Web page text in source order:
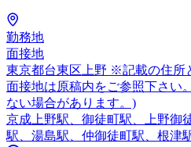
勤務地
面接地
東京都台東区上野 ※記載の住所
面接地は原稿内をご参照下さい
ない場合があります。)
京成上野駅、御徒町駅、上野御
駅、湯島駅、仲御徒町駅、根津